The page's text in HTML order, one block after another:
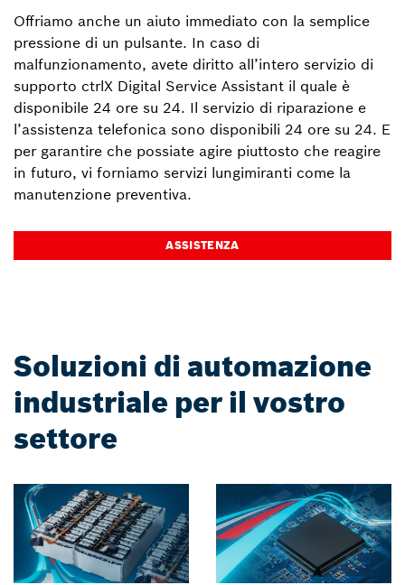
Offriamo anche un aiuto immediato con la semplice
pressione di un pulsante. In caso di
malfunzionamento, avete diritto all’intero servizio di
supporto ctrlX Digital Service Assistant il quale è
disponibile 24 ore su 24. Il servizio di riparazione e
l’assistenza telefonica sono disponibili 24 ore su 24. E
per garantire che possiate agire piuttosto che reagire
in futuro, vi forniamo servizi lungimiranti come la
manutenzione preventiva.
ASSISTENZA
Soluzioni di automazione
industriale per il vostro
settore